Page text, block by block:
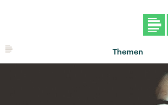
Themen